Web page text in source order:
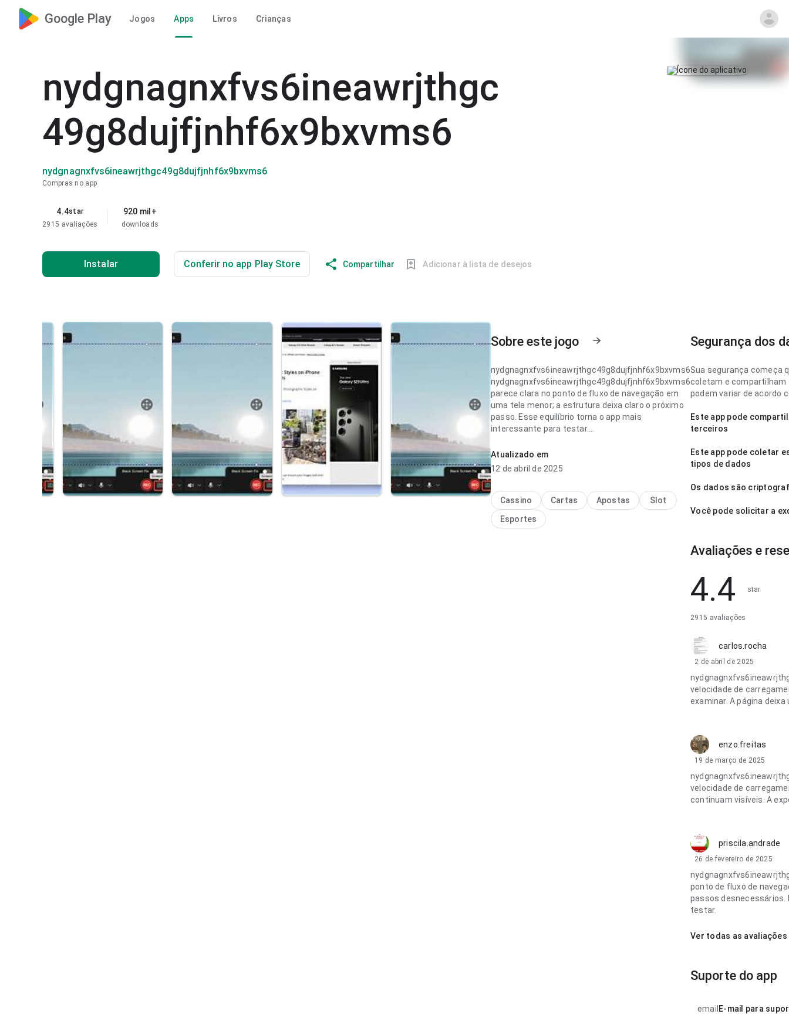
Google Play Jogos Apps Livros Crianças
nydgnagnxfvs6ineawrjthgc
49g8dujfjnhf6x9bxvms6
nydgnagnxfvs6ineawrjthgc49g8dujfjnhf6x9bxvms6
Compras no app
4.4star
2915 avaliações
920 mil+
downloads
Instalar Conferir no app Play Store Compartilhar Adicionar à lista de desejos
Sobre este jogo
nydgnagnxfvs6ineawrjthgc49g8dujfjnhf6x9bxvms6
nydgnagnxfvs6ineawrjthgc49g8dujfjnhf6x9bxvms6
parece clara no ponto de fluxo de navegação em
uma tela menor; a estrutura deixa claro o próximo
passo. Esse equilíbrio torna o app mais
interessante para testar.
nydgnagnxfvs6ineawrjthgc49g8dujfjnhf6x9bxvms6
parece fluida no ponto de fluxo de navegação em
rapidamente se vale instalar.
Atualizado em
12 de abril de 2025
Cassino Cartas Apostas
Slot
Esportes
Segurança dos
Sua segurança começa
coletam e compartilham
podem variar de acordo
Este app pode
terceiros
Este app pode coletar
tipos de dados
Os dados são
Você pode solicitar a
Avaliações e
4.4 star
2915 avaliações
carlos.rocha
2 de abril de 2025
velocidade de
examinar. A página
enzo.freitas
19 de março de 2025
velocidade de
continuam visíveis. A
priscila.andrade
26 de fevereiro de 2025
ponto de fluxo de
passos desnecessários.
testar.
Ver todas as avaliações
Suporte do app
email E-mail para